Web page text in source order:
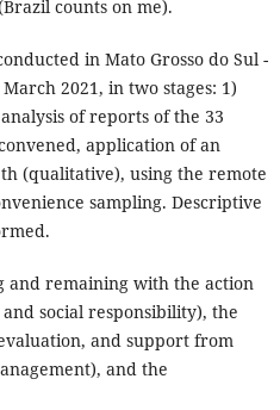
counts on me).
in Mato Grosso do Sul -
2021, in two stages: 1)
of reports of the 33
application of an
(qualitative), using the remote
sampling. Descriptive
and remaining with the action
social responsibility), the
and support from
and the